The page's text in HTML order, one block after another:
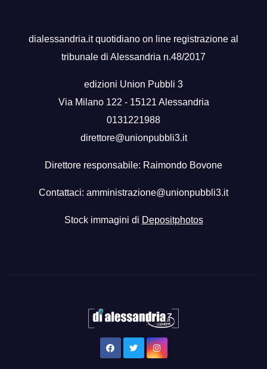
dialessandria.it quotidiano on line registrazione al
tribunale di Alessandria n.48/2017
edizioni Union Pubbli 3
Via Milano 122 - 15121 Alessandria
0131221988
direttore@unionpubbli3.it
Direttore responsabile: Raimondo Bovone
Contattaci: amministrazione@unionpubbli3.it
Stock immagini di Depositphotos